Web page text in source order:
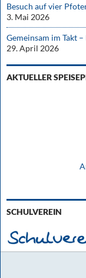
Besuch auf vier
3. Mai 2026
Gemeinsam im Takt
29. April 2026
AKTUELLER
SCHULVEREIN